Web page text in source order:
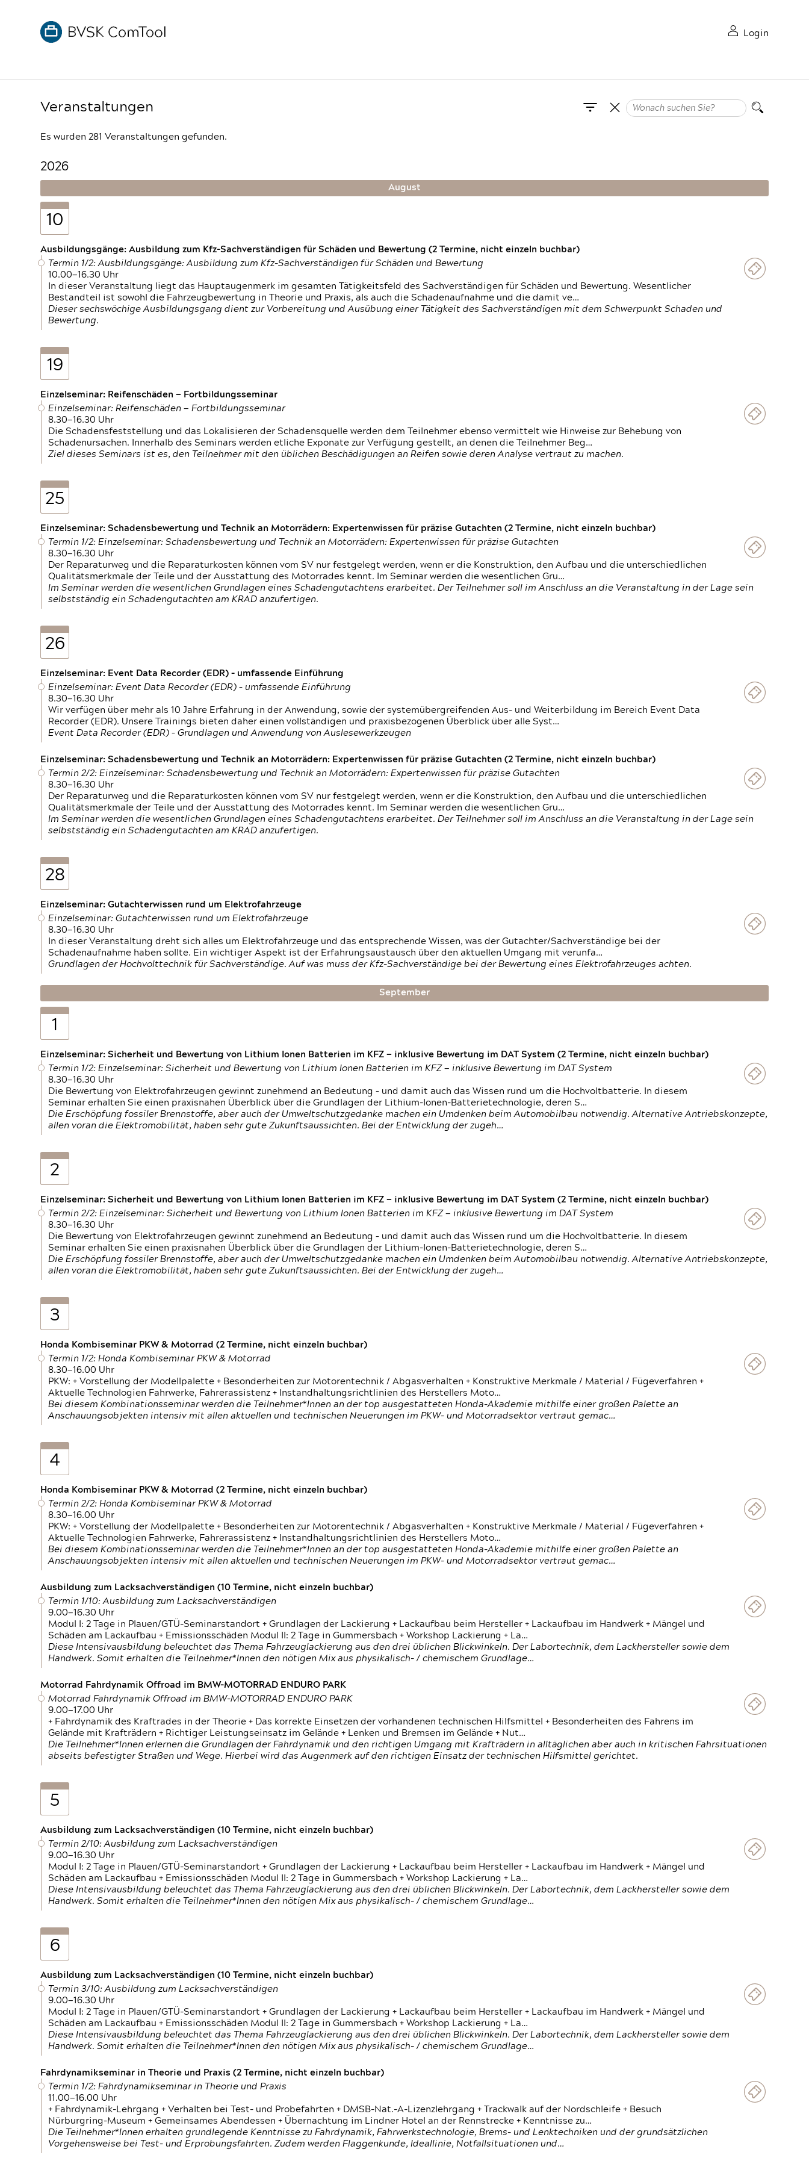
Login
Veranstaltungen
Es wurden 281 Veranstaltungen gefunden.
2026
August
10
Ausbildungsgänge: Ausbildung zum Kfz-Sachverständigen für Schäden und Bewertung (2 Termine, nicht einzeln buchbar)
Termin 1/2: Ausbildungsgänge: Ausbildung zum Kfz-Sachverständigen für Schäden und Bewertung
10.00—16.30 Uhr
In dieser Veranstaltung liegt das Hauptaugenmerk im gesamten Tätigkeitsfeld des Sachverständigen für Schäden und Bewertung. Wesentlicher
Bestandteil ist sowohl die Fahrzeugbewertung in Theorie und Praxis, als auch die Schadenaufnahme und die damit ve…
Dieser sechswöchige Ausbildungsgang dient zur Vorbereitung und Ausübung einer Tätigkeit des Sachverständigen mit dem Schwerpunkt Schaden und
Bewertung.
19
Einzelseminar: Reifenschäden — Fortbildungsseminar
Einzelseminar: Reifenschäden — Fortbildungsseminar
8.30—16.30 Uhr
Die Schadensfeststellung und das Lokalisieren der Schadensquelle werden dem Teilnehmer ebenso vermittelt wie Hinweise zur Behebung von
Schadenursachen. Innerhalb des Seminars werden etliche Exponate zur Verfügung gestellt, an denen die Teilnehmer Beg…
Ziel dieses Seminars ist es, den Teilnehmer mit den üblichen Beschädigungen an Reifen sowie deren Analyse vertraut zu machen.
25
Einzelseminar: Schadensbewertung und Technik an Motorrädern: Expertenwissen für präzise Gutachten (2 Termine, nicht einzeln buchbar)
Termin 1/2: Einzelseminar: Schadensbewertung und Technik an Motorrädern: Expertenwissen für präzise Gutachten
8.30—16.30 Uhr
Der Reparaturweg und die Reparaturkosten können vom SV nur festgelegt werden, wenn er die Konstruktion, den Aufbau und die unterschiedlichen
Qualitätsmerkmale der Teile und der Ausstattung des Motorrades kennt. Im Seminar werden die wesentlichen Gru…
Im Seminar werden die wesentlichen Grundlagen eines Schadengutachtens erarbeitet. Der Teilnehmer soll im Anschluss an die Veranstaltung in der Lage sein
selbstständig ein Schadengutachten am KRAD anzufertigen.
26
Einzelseminar: Event Data Recorder (EDR) – umfassende Einführung
Einzelseminar: Event Data Recorder (EDR) – umfassende Einführung
8.30—16.30 Uhr
Wir verfügen über mehr als 10 Jahre Erfahrung in der Anwendung, sowie der systemübergreifenden Aus- und Weiterbildung im Bereich Event Data
Recorder (EDR). Unsere Trainings bieten daher einen vollständigen und praxisbezogenen Überblick über alle Syst…
Event Data Recorder (EDR) – Grundlagen und Anwendung von Auslesewerkzeugen
Einzelseminar: Schadensbewertung und Technik an Motorrädern: Expertenwissen für präzise Gutachten (2 Termine, nicht einzeln buchbar)
Termin 2/2: Einzelseminar: Schadensbewertung und Technik an Motorrädern: Expertenwissen für präzise Gutachten
8.30—16.30 Uhr
Der Reparaturweg und die Reparaturkosten können vom SV nur festgelegt werden, wenn er die Konstruktion, den Aufbau und die unterschiedlichen
Qualitätsmerkmale der Teile und der Ausstattung des Motorrades kennt. Im Seminar werden die wesentlichen Gru…
Im Seminar werden die wesentlichen Grundlagen eines Schadengutachtens erarbeitet. Der Teilnehmer soll im Anschluss an die Veranstaltung in der Lage sein
selbstständig ein Schadengutachten am KRAD anzufertigen.
28
Einzelseminar: Gutachterwissen rund um Elektrofahrzeuge
Einzelseminar: Gutachterwissen rund um Elektrofahrzeuge
8.30—16.30 Uhr
In dieser Veranstaltung dreht sich alles um Elektrofahrzeuge und das entsprechende Wissen, was der Gutachter/Sachverständige bei der
Schadenaufnahme haben sollte. Ein wichtiger Aspekt ist der Erfahrungsaustausch über den aktuellen Umgang mit verunfa…
Grundlagen der Hochvolttechnik für Sachverständige. Auf was muss der Kfz-Sachverständige bei der Bewertung eines Elektrofahrzeuges achten.
September
1
Einzelseminar: Sicherheit und Bewertung von Lithium Ionen Batterien im KFZ — inklusive Bewertung im DAT System (2 Termine, nicht einzeln buchbar)
Termin 1/2: Einzelseminar: Sicherheit und Bewertung von Lithium Ionen Batterien im KFZ — inklusive Bewertung im DAT System
8.30—16.30 Uhr
Die Bewertung von Elektrofahrzeugen gewinnt zunehmend an Bedeutung – und damit auch das Wissen rund um die Hochvoltbatterie. In diesem
Seminar erhalten Sie einen praxisnahen Überblick über die Grundlagen der Lithium-Ionen-Batterietechnologie, deren S…
Die Erschöpfung fossiler Brennstoffe, aber auch der Umweltschutzgedanke machen ein Umdenken beim Automobilbau notwendig. Alternative Antriebskonzepte,
allen voran die Elektromobilität, haben sehr gute Zukunftsaussichten. Bei der Entwicklung der zugeh…
2
Einzelseminar: Sicherheit und Bewertung von Lithium Ionen Batterien im KFZ — inklusive Bewertung im DAT System (2 Termine, nicht einzeln buchbar)
Termin 2/2: Einzelseminar: Sicherheit und Bewertung von Lithium Ionen Batterien im KFZ — inklusive Bewertung im DAT System
8.30—16.30 Uhr
Die Bewertung von Elektrofahrzeugen gewinnt zunehmend an Bedeutung – und damit auch das Wissen rund um die Hochvoltbatterie. In diesem
Seminar erhalten Sie einen praxisnahen Überblick über die Grundlagen der Lithium-Ionen-Batterietechnologie, deren S…
Die Erschöpfung fossiler Brennstoffe, aber auch der Umweltschutzgedanke machen ein Umdenken beim Automobilbau notwendig. Alternative Antriebskonzepte,
allen voran die Elektromobilität, haben sehr gute Zukunftsaussichten. Bei der Entwicklung der zugeh…
3
Honda Kombiseminar PKW & Motorrad (2 Termine, nicht einzeln buchbar)
Termin 1/2: Honda Kombiseminar PKW & Motorrad
8.30—16.00 Uhr
PKW: + Vorstellung der Modellpalette + Besonderheiten zur Motorentechnik / Abgasverhalten + Konstruktive Merkmale / Material / Fügeverfahren +
Aktuelle Technologien Fahrwerke, Fahrerassistenz + Instandhaltungsrichtlinien des Herstellers Moto…
Bei diesem Kombinationsseminar werden die Teilnehmer*Innen an der top ausgestatteten Honda-Akademie mithilfe einer großen Palette an
Anschauungsobjekten intensiv mit allen aktuellen und technischen Neuerungen im PKW- und Motorradsektor vertraut gemac…
4
Honda Kombiseminar PKW & Motorrad (2 Termine, nicht einzeln buchbar)
Termin 2/2: Honda Kombiseminar PKW & Motorrad
8.30—16.00 Uhr
PKW: + Vorstellung der Modellpalette + Besonderheiten zur Motorentechnik / Abgasverhalten + Konstruktive Merkmale / Material / Fügeverfahren +
Aktuelle Technologien Fahrwerke, Fahrerassistenz + Instandhaltungsrichtlinien des Herstellers Moto…
Bei diesem Kombinationsseminar werden die Teilnehmer*Innen an der top ausgestatteten Honda-Akademie mithilfe einer großen Palette an
Anschauungsobjekten intensiv mit allen aktuellen und technischen Neuerungen im PKW- und Motorradsektor vertraut gemac…
Ausbildung zum Lacksachverständigen (10 Termine, nicht einzeln buchbar)
Termin 1/10: Ausbildung zum Lacksachverständigen
9.00—16.30 Uhr
Modul I: 2 Tage in Plauen/GTÜ-Seminarstandort + Grundlagen der Lackierung + Lackaufbau beim Hersteller + Lackaufbau im Handwerk + Mängel und
Schäden am Lackaufbau + Emissionsschäden Modul II: 2 Tage in Gummersbach + Workshop Lackierung + La…
Diese Intensivausbildung beleuchtet das Thema Fahrzeuglackierung aus den drei üblichen Blickwinkeln. Der Labortechnik, dem Lackhersteller sowie dem
Handwerk. Somit erhalten die Teilnehmer*Innen den nötigen Mix aus physikalisch- / chemischem Grundlage…
Motorrad Fahrdynamik Offroad im BMW-MOTORRAD ENDURO PARK
Motorrad Fahrdynamik Offroad im BMW-MOTORRAD ENDURO PARK
9.00—17.00 Uhr
+ Fahrdynamik des Kraftrades in der Theorie + Das korrekte Einsetzen der vorhandenen technischen Hilfsmittel + Besonderheiten des Fahrens im
Gelände mit Krafträdern + Richtiger Leistungseinsatz im Gelände + Lenken und Bremsen im Gelände + Nut…
Die Teilnehmer*Innen erlernen die Grundlagen der Fahrdynamik und den richtigen Umgang mit Krafträdern in alltäglichen aber auch in kritischen Fahrsituationen
abseits befestigter Straßen und Wege. Hierbei wird das Augenmerk auf den richtigen Einsatz der technischen Hilfsmittel gerichtet.
5
Ausbildung zum Lacksachverständigen (10 Termine, nicht einzeln buchbar)
Termin 2/10: Ausbildung zum Lacksachverständigen
9.00—16.30 Uhr
Modul I: 2 Tage in Plauen/GTÜ-Seminarstandort + Grundlagen der Lackierung + Lackaufbau beim Hersteller + Lackaufbau im Handwerk + Mängel und
Schäden am Lackaufbau + Emissionsschäden Modul II: 2 Tage in Gummersbach + Workshop Lackierung + La…
Diese Intensivausbildung beleuchtet das Thema Fahrzeuglackierung aus den drei üblichen Blickwinkeln. Der Labortechnik, dem Lackhersteller sowie dem
Handwerk. Somit erhalten die Teilnehmer*Innen den nötigen Mix aus physikalisch- / chemischem Grundlage…
6
Ausbildung zum Lacksachverständigen (10 Termine, nicht einzeln buchbar)
Termin 3/10: Ausbildung zum Lacksachverständigen
9.00—16.30 Uhr
Modul I: 2 Tage in Plauen/GTÜ-Seminarstandort + Grundlagen der Lackierung + Lackaufbau beim Hersteller + Lackaufbau im Handwerk + Mängel und
Schäden am Lackaufbau + Emissionsschäden Modul II: 2 Tage in Gummersbach + Workshop Lackierung + La…
Diese Intensivausbildung beleuchtet das Thema Fahrzeuglackierung aus den drei üblichen Blickwinkeln. Der Labortechnik, dem Lackhersteller sowie dem
Handwerk. Somit erhalten die Teilnehmer*Innen den nötigen Mix aus physikalisch- / chemischem Grundlage…
Fahrdynamikseminar in Theorie und Praxis (2 Termine, nicht einzeln buchbar)
Termin 1/2: Fahrdynamikseminar in Theorie und Praxis
11.00—16.00 Uhr
+ Fahrdynamik-Lehrgang + Verhalten bei Test- und Probefahrten + DMSB-Nat.-A-Lizenzlehrgang + Trackwalk auf der Nordschleife + Besuch
Nürburgring-Museum + Gemeinsames Abendessen + Übernachtung im Lindner Hotel an der Rennstrecke + Kenntnisse zu…
Die Teilnehmer*Innen erhalten grundlegende Kenntnisse zu Fahrdynamik, Fahrwerkstechnologie, Brems- und Lenktechniken und der grundsätzlichen
Vorgehensweise bei Test- und Erprobungsfahrten. Zudem werden Flaggenkunde, Ideallinie, Notfallsituationen und…